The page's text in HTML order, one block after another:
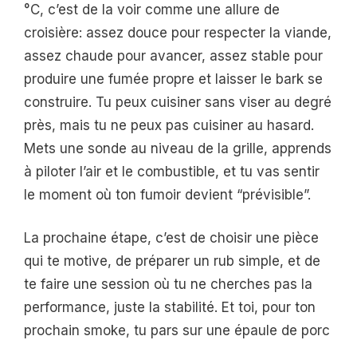
°C, c’est de la voir comme une allure de
croisière: assez douce pour respecter la viande,
assez chaude pour avancer, assez stable pour
produire une fumée propre et laisser le bark se
construire. Tu peux cuisiner sans viser au degré
près, mais tu ne peux pas cuisiner au hasard.
Mets une sonde au niveau de la grille, apprends
à piloter l’air et le combustible, et tu vas sentir
le moment où ton fumoir devient “prévisible”.
La prochaine étape, c’est de choisir une pièce
qui te motive, de préparer un rub simple, et de
te faire une session où tu ne cherches pas la
performance, juste la stabilité. Et toi, pour ton
prochain smoke, tu pars sur une épaule de porc